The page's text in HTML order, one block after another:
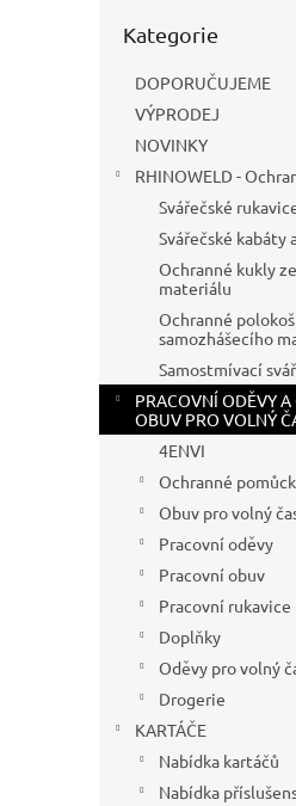
kategorie
Kategorie
DOPORUČUJEME
VÝPRODEJ
NOVINKY
RHINOWELD -
Svářečské
Svářečské kabáty
Ochranné kukly
materiálu
Ochranné
samozhášecího
Samostmívací
PRACOVNÍ ODĚVY
OBUV PRO VOLNÝ
4ENVI
Ochranné
Obuv pro volný
Pracovní oděvy
Pracovní obuv
Pracovní rukavice
Doplňky
Oděvy pro volný
Drogerie
KARTÁČE
Nabídka kartáčů
Nabídka